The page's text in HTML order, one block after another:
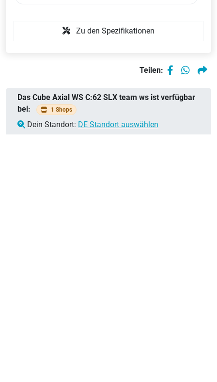
Zu den Spezifikationen
Teilen:
Das Cube Axial WS C:62 SLX team ws ist verfügbar
bei:
1 Shops
Dein Standort: DE Standort auswählen